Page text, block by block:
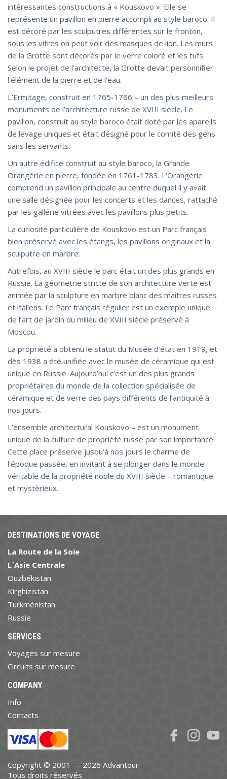
intéressantes constructions à « Kouskovo ». Elle se
représente un pavillon en pierre accompli au style baroco. Il
est décoré par les sculputres différentes sur le fronton,
sous les vitres on peut voir des masques de lion. Les murs
de la Grotte sont décorés par le verre coloré et les tufs.
Selon le projet de l’architecte, la Grotte devait personnifier
l’élément de la pierre et de l’eau.
L’Ermitage, construit en 1765-1766 – un des plus meilleurs
monuments de l’architecture russe de XVIII siècle. Le
pavillon, construit au style baroco était doté par les apareils
de levage uniques et était désigné pour le comité des gens
sans les servants.
Un autre édifice construit au style baroco, la Grande
Orangérie en pierre, fondée en 1761-1783. L’Orangérie
comprend un pavillon principale au centre duquel il y avait
une salle désignée pour les concerts et les dances, rattaché
par les gallérie vitrées avec les pavillons plus petits.
La curiosité particulière de Kouskovo est un Parc français
bien préservé avec les étangs, les pavillons originaux et la
sculputre en marbre.
Autrefois, au XVIII siècle le parc était un des plus grands en
Russie. La géometrie stricte de son architecture verte est
animée par la sculpture en marbre blanc des maîtres russes
et italiens. Le Parc français régulier est un exemple unique
de l’art de jardin du milieu de XVIII siècle préservé à
Moscou.
La propriété a obtenu le statut du Musée d’état en 1919, et
dès 1938 a été unifiée avec le musée de céramique qui est
unique en Russie. Aujourd’hui c’est un des plus grands
propriétaires du monde de la collection spécialisée de
céramique et de verre des pays différents de l’antiquité à
nos jours.
L’ensemble architectural Kouskovo – est un monument
unique de la culture de propriété russe par son importance.
Cette place préserve jusqu’à nos jours le charme de
l’époque passée, en invitant à se plonger dans le monde
véritable de la propriété noble du XVIII siècle – romantique
et mystèrieux.
DESTINATIONS DE VOYAGE
La Route de la Soie
L`Asie Centrale
Ouzbékistan
Kirghizistan
Turkménistan
Russie
SERVICES
Voyages sur mesure
Circuits sur mesure
COMPANY
Info
Contacts
Copyright © 2001 — 2026 Advantour
Tous droits réservés